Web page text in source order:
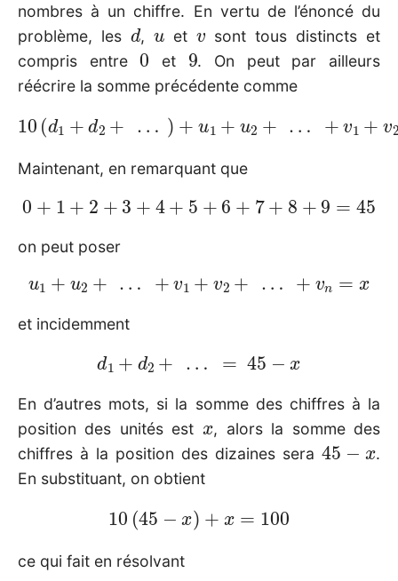
nombres à un chiffre. En vertu de l’énoncé du
problème, les
d
,
u
et
v
sont tous distincts et
compris entre
0
et
9
. On peut par ailleurs
réécrire la somme précédente comme
10(d + d2 + u + u + … + + … +
v n =100
Maintenant, en remarquant que
0 +1 + 2+ 3 +4 + 5 +6+ 7 +8 + 9= 45
on peut poser
u1 +u … +v 1+ v2 + n=x
et incidemment
d +d 2 = 45−
En d’autres mots, si la somme des chiffres à la
position des unités est
x
, alors la somme des
chiffres à la position des dizaines sera
45 −x
.
En substituant, on obtient
10(45 −x + x= 100
ce qui fait en résolvant